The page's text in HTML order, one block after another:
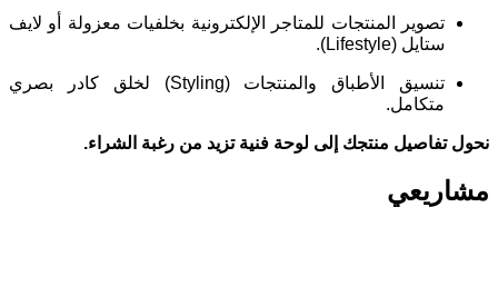
تصوير المنتجات للمتاجر الإلكترونية بخلفيات معزولة أو لايف
ستايل (Lifestyle).
تنسيق الأطباق والمنتجات (Styling) لخلق كادر بصري
متكامل.
نحول تفاصيل منتجك إلى لوحة فنية تزيد من رغبة الشراء.
مشاريعي